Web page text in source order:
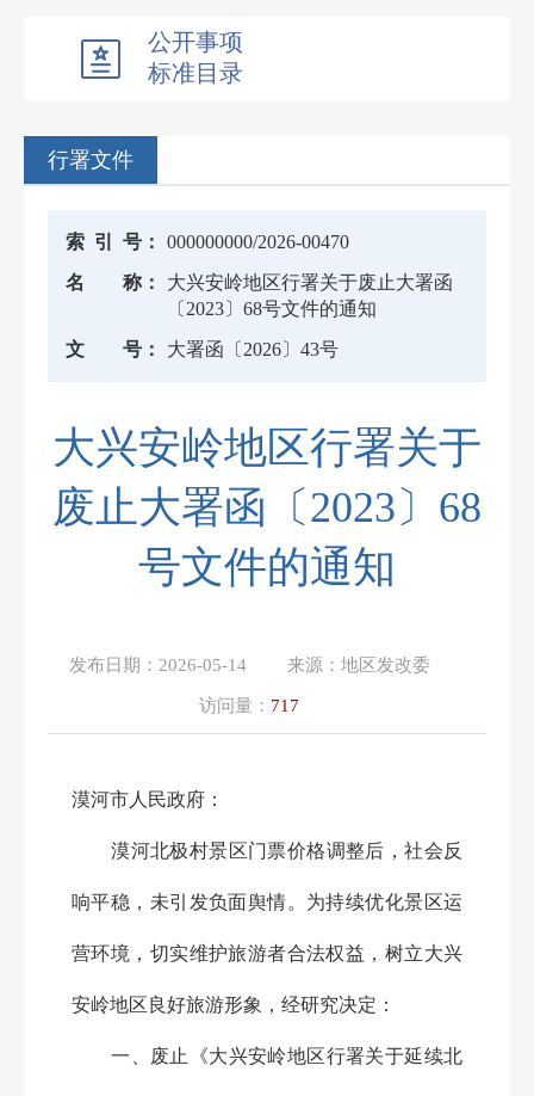
公开事项
标准目录
行署文件
索 引 号：
000000000/2026-00470
名
称：
大兴安岭地区行署关于废止大署函
〔2023〕68号文件的通知
文
号： 大署函〔2026〕43号
大兴安岭地区行署关于
废止大署函〔2023〕68
号文件的通知
发布日期： 2026-05-14 来源： 地区发改委
访问量： 717
漠河市人民政府：
漠河北极村景区门票价格调整后，社会反
响平稳，未引发负面舆情。为持续优化景区运
营环境，切实维护旅游者合法权益，树立大兴
安岭地区良好旅游形象，经研究决定：
一、废止《大兴安岭地区行署关于延续北